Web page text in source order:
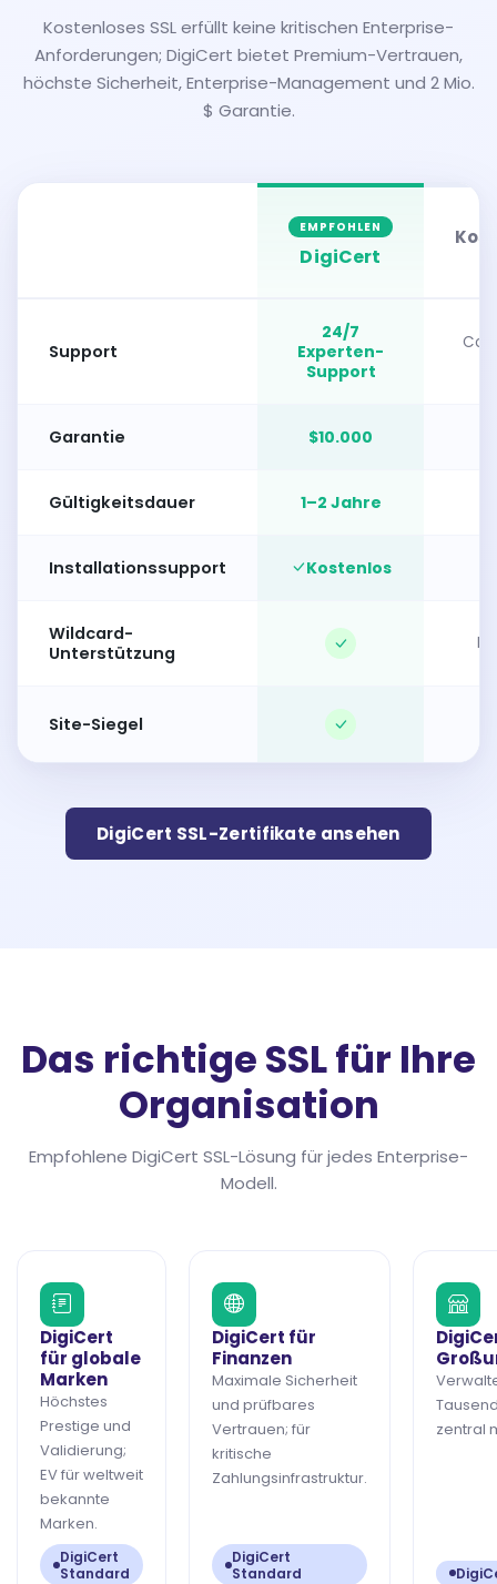
Kostenloses SSL erfüllt keine kritischen Enterprise-
Anforderungen; DigiCert bietet Premium-Vertrauen,
höchste Sicherheit, Enterprise-Management und 2 Mio.
$ Garantie.
EMPFOHLEN
DigiCert
Support
24/7
Experten-
Support
Garantie $10.000
Gültigkeitsdauer 1–2 Jahre
Installationssupport Kostenlos
Wildcard-
Unterstützung
Site-Siegel
DigiCert SSL-Zertifikate ansehen
Das richtige SSL für Ihre
Organisation
Empfohlene DigiCert SSL-Lösung für jedes Enterprise-
Modell.
DigiCert
für globale
Marken
Höchstes
Prestige und
Validierung;
EV für weltweit
bekannte
Marken.
DigiCert
Standard
DigiCert für
Finanzen
Maximale Sicherheit
und prüfbares
Vertrauen; für
kritische
Zahlungsinfrastruktur.
DigiCert
Standard
zentral